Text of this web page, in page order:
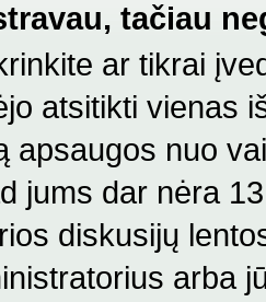
tačiau
ar tikrai
atsitikti vienas
apsaugos nuo
jums dar nėra
diskusijų
arba